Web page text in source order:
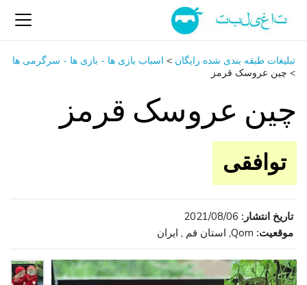
تبلیغات طبقه بندی شده رایگان > اسباب‌ بازی ها - بازی ها - سرگرمی ‌ها
> چین عروسک قرمز
چین عروسک قرمز
توافقی
تاریخ انتشار: 2021/08/06
موقعیت: Qom, استان قم , ایران